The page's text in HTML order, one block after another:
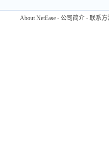
About NetEase - 公司简介 - 联系方